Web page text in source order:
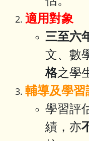
適用對象
三至六
文、數
格之學
輔導及學習
學習評
績，亦